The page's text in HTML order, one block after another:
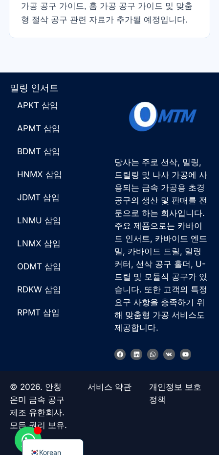
가공 공구 가이드, 홈 가공 공구 가이드 및 맞춤
형 절삭 공구 관련 자료가 추가될 예정입니다.
당사는 주로 선삭, 밀링,
드릴링 및 나사 가공에 사
용되는 금속 가공용 초경
공구의 생산 및 판매를 전
문으로 하는 회사입니다.
주요 제품으로는 카바이
드 인서트, 카바이드 엔드
밀, 카바이드 드릴, 밀링
커터, 선삭 공구 홀더, U-
드릴 및 모듈식 공구가 있
습니다. 또한 고객의 특정
요구 사항을 충족하기 위
해 맞춤형 가공 서비스도
제공합니다.
F
a
o
o
링
크
W
h
a
p
p
V
k
유
튜
밀링 인서트
APKT 삽입
APMT 삽입
BDMT 삽입
HNMX 삽입
JDMT 삽입
LNMU 삽입
LNMX 삽입
ODMT 삽입
RDKW 삽입
RPMT 삽입
© 2026. 안칭
온미 금속 공구
제조 유한회사.
모든 권리 보유.
서비스 약관
개인정보 보호
정책
Korean
English
Turkish
Spanish
Italian